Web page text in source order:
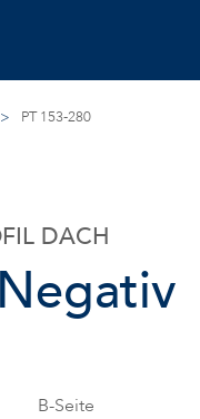
> PT 153-280
Negativ
DACH
B-Seite